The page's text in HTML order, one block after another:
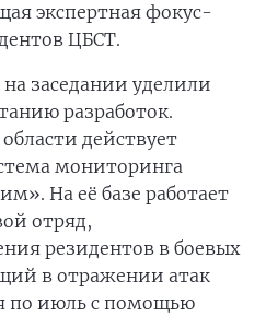
экспертная фокус-
ЦБСТ.
заседании уделили
разработок.
действует
мониторинга
На её базе работает
отряд,
резидентов в боевых
в отражении атак
по июль с помощью